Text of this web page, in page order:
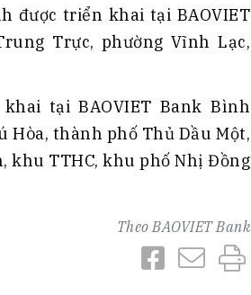
được triển khai tại BAOVIET
Trực, phường Vĩnh Lạc,
tại BAOVIET Bank Bình
Hòa, thành phố Thủ Dầu Một,
khu TTHC, khu phố Nhị Đồng
TheoBAOVIET Bank